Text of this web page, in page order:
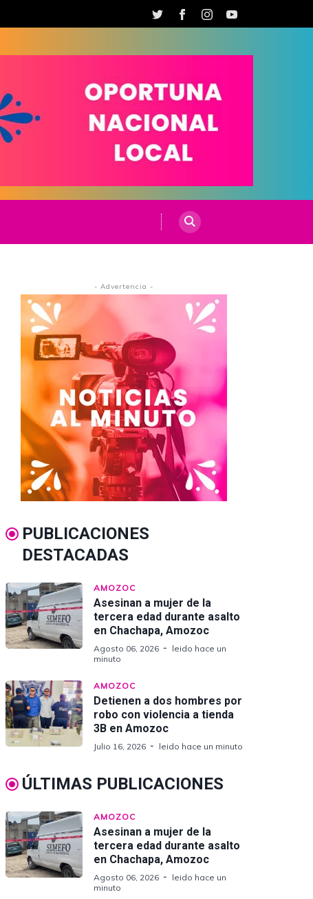
- Advertencia -
PUBLICACIONES
DESTACADAS
AMOZOC
Asesinan a mujer de la
tercera edad durante asalto
en Chachapa, Amozoc
Agosto 06, 2026
leido hace un
minuto
AMOZOC
Detienen a dos hombres por
robo con violencia a tienda
3B en Amozoc
Julio 16, 2026 leido hace un minuto
ÚLTIMAS PUBLICACIONES
AMOZOC
Asesinan a mujer de la
tercera edad durante asalto
en Chachapa, Amozoc
Agosto 06, 2026
leido hace un
minuto